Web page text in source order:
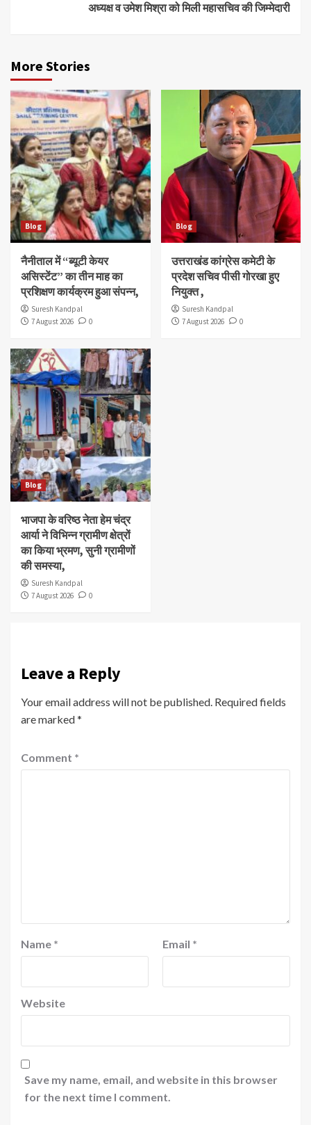
अध्यक्ष व उमेश मिश्रा को मिली महासचिव की जिम्मेदारी
More Stories
Blog
नैनीताल में “ब्यूटी केयर
असिस्टेंट” का तीन माह का
प्रशिक्षण कार्यक्रम हुआ संपन्न,
Suresh Kandpal
7 August 2026
0
Blog
उत्तराखंड कांग्रेस कमेटी के
प्रदेश सचिव पीसी गोरखा हुए
नियुक्त ,
Suresh Kandpal
7 August 2026
0
Blog
भाजपा के वरिष्ठ नेता हेम चंद्र
आर्या ने विभिन्न ग्रामीण क्षेत्रों
का किया भ्रमण, सुनी ग्रामीणों
की समस्या,
Suresh Kandpal
7 August 2026
0
Leave a Reply
Your email address will not be published. Required fields
are marked*
Comment *
Name * Email *
Website
Save my name, email, and website in this browser
for the next time I comment.